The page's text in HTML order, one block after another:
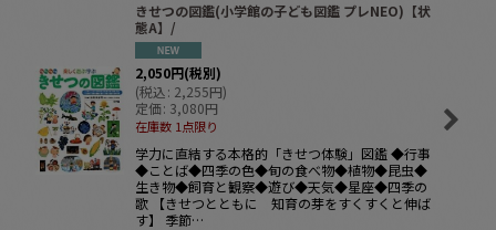
きせつの図鑑(小学館の子ども図鑑 プレNEO)【状
態A】/
2,050円(税別)
(税込: 2,255円)
定価: 3,080円
在庫数 1点限り
学力に直結する本格的「きせつ体験」図鑑 ◆行事
◆ことば◆四季の色◆旬の食べ物◆植物◆昆虫◆
生き物◆飼育と観察◆遊び◆天気◆星座◆四季の
歌 【きせつとともに 知育の芽をすくすくと伸ば
す】 季節…